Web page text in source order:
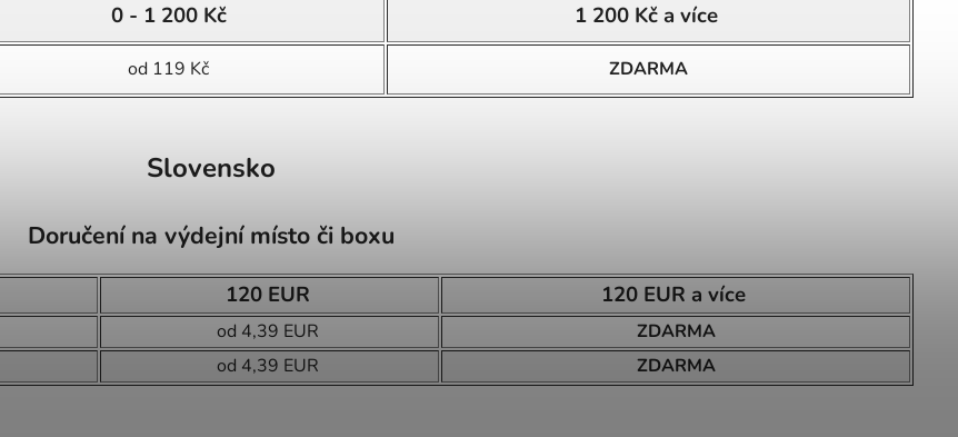
0 - 1 200 Kč 1 200 Kč a více
od 119 Kč ZDARMA
Slovensko
Doručení na výdejní místo či boxu
120 EUR 120 EUR a více
od 4,39 EUR
ZDARMA
od 4,39 EUR ZDARMA